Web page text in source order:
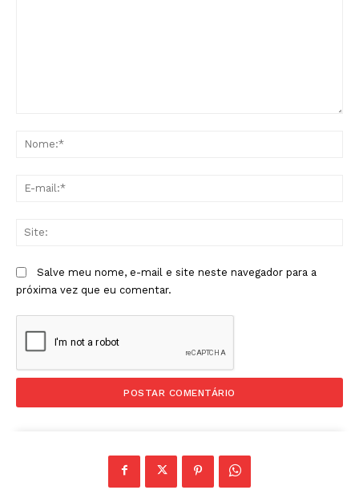
Salve meu nome, e-mail e site neste navegador para a
próxima vez que eu comentar.